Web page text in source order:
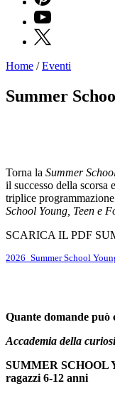
YouTube
X
Mostre
Eventi
Digitale
Collezione
Accessibilità
Educazione
Educazione
News
Famiglie
Visite
Progetto
Summer
Home /Eventi
Summer
Torna la Summer
il successo della scorsa
triplice
School Young, Teen e
SCARICA IL PDF
2026_Summer School
Quante domande può
Accademia della
SUMMER SCHOOL
ragazzi 6-12 anni